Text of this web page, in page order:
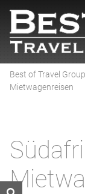
Best of Travel Group
Mietwagenreisen